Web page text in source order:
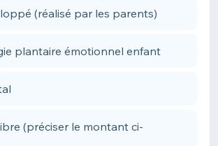
(réalisé par les parents)
plantaire émotionnel enfant
(préciser le montant ci-